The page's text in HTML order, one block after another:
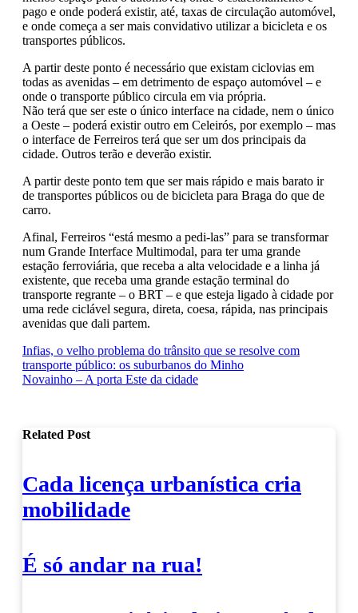
pago e onde poderá existir, até, taxas de circulação automóvel,
e onde começa a ser mais convidativo utilizar a bicicleta e os
transportes públicos.
A partir deste ponto é necessário que existam ciclovias em
todas as avenidas – em detrimento de espaço automóvel – e
onde o transporte público circula em via própria.
Não terá que ser este o único interface na cidade, nem o único
a Oeste – poderá existir outro em Celeirós, por exemplo – mas
o interface de Ferreiros terá que ser um dos principais da
cidade. Outros terão e deverão existir.
A partir deste ponto tem que ser mais rápido e mais barato ir
de transportes públicos ou de bicicleta para Braga do que de
carro.
Afinal, Ferreiros “está mesmo a pedi-las” para se transformar
num Grande Interface Multimodal, para ter uma grande
estação ferroviária, que receba a alta velocidade e a linha já
existente, que receba uma grande estação terminal do
transporte regrante – o BRT – e que esteja ligado à cidade por
uma rede ciclável segura, direta, coesa, rápida, nas principais
avenidas que dali partem.
Navegação
de
Infias, o velho problema do trânsito que se resolve com
transporte público: os suburbanos do Minho
Novainho – A porta Este da cidade
Related Post
Cada licença urbanística cria
mobilidade
É só andar na rua!